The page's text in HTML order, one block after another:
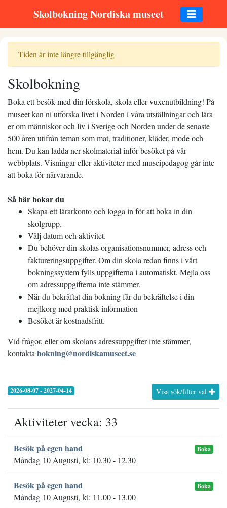
Skolbokning Nordiska museet
Tiden är inte längre tillgänglig
Skolbokning
Boka ett besök med din förskola, skola eller vuxenutbildning! På
museet kan ni utforska livet i Norden i våra utställningar och lära
er om människor och liv i Sverige och Norden under de senaste
500 åren utifrån teman som mat, traditioner, kläder, mode och
hem. Du kan ladda ner skolmaterial inför besöket på vår
webbplats. Visningar eller aktiviteter med museipedagog går inte
att boka för närvarande.
Så här bokar du
Skapa ett lärarkonto och logga in för att boka in din
skolgrupp.
Välj datum och aktivitet.
Du behöver din skolas organisationsnummer, adress och
faktureringsuppgifter. Om din skola redan finns i vårt
bokningssystem fylls uppgifterna i automatiskt. Mejla oss
om adressuppgifterna inte stämmer.
När du bekräftat din bokning får du bekräftelse i din
mejlkorg med praktisk information
Besöket är kostnadsfritt.
Vid frågor, eller om skolans adressuppgifter inte stämmer,
kontakta bokning@nordiskamuseet.se
Visa sök/filter val
2026-08-07 - 2027-04-14
Aktiviteter vecka: 33
Besök på egen hand Boka
Måndag 10 Augusti, kl: 10.30 - 12.30
Besök på egen hand Boka
Måndag 10 Augusti, kl: 11.00 - 13.00